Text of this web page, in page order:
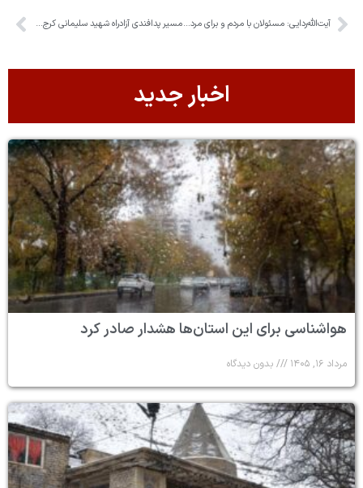
آیت‌الله‌ردایی: مسئولان با مردم و برای مردم باشند مسیر پدافندی آزادراه شهید سلیمانی کرج وارد فاز اجرایی شد
اخبار جدید
هواشناسی برای این استان‌ها هشدار صادر کرد
مرداد ۱۶, ۱۴۰۵ بدون دیدگاه